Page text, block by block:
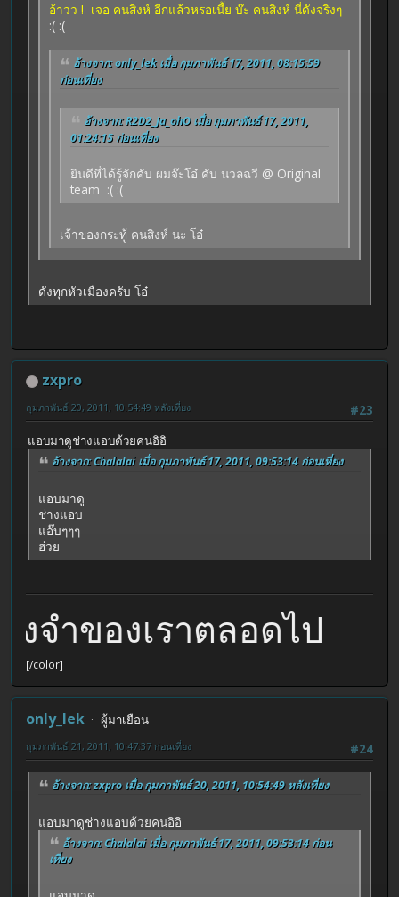
อ้าวว ! เจอ คนสิงห์ อีกแล้วหรอเนี้ย บ๊ะ คนสิงห์ นี่ดังจริงๆ
:( :(
อ้างจาก: only_lek เมื่อ กุมภาพันธ์ 17, 2011, 08:15:59
ก่อนเที่ยง
อ้างจาก: R2D2_Ja_ohO เมื่อ กุมภาพันธ์ 17, 2011,
01:24:15 ก่อนเที่ยง
ยินดีที่ได้รู้จักคับ ผมจ๊ะโอ๋ คับ นวลฉวี @ Original
team :( :(
เจ้าของกระทู้ คนสิงห์ นะ โอ๋
ดังทุกหัวเมืองครับ โอ๋
zxpro
#23
กุมภาพันธ์ 20, 2011, 10:54:49 หลังเที่ยง
แอบมาดูช่างแอบด้วยคนอิอิ
อ้างจาก: Chalalai เมื่อ กุมภาพันธ์ 17, 2011, 09:53:14 ก่อนเที่ยง
แอบมาดู
ช่างแอบ
แอ๊บๆๆๆ
ฮ่วย
ำของเราตลอดไป
[/color]
only_lek
ผู้มาเยือน
#24
กุมภาพันธ์ 21, 2011, 10:47:37 ก่อนเที่ยง
อ้างจาก: zxpro เมื่อ กุมภาพันธ์ 20, 2011, 10:54:49 หลังเที่ยง
แอบมาดูช่างแอบด้วยคนอิอิ
อ้างจาก: Chalalai เมื่อ กุมภาพันธ์ 17, 2011, 09:53:14 ก่อน
เที่ยง